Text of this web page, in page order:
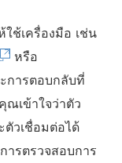
ช้เครื่องมือ เช่น
หรือ
การตอบกลับที่
ณเข้าใจว่าตัว
ตัวเชื่อมต่อได้
ารตรวจสอบการ